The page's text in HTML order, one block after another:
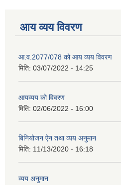
आय व्यय विवरण
आ.व.2077/078 को आय व्यय विवरण
मिति: 03/07/2022 - 14:25
आयव्यय को विवरण
मिति: 02/06/2022 - 16:00
बिनियोजन ऐन तथा व्यय अनुमान
मिति: 11/13/2020 - 16:18
व्यय अनुमान